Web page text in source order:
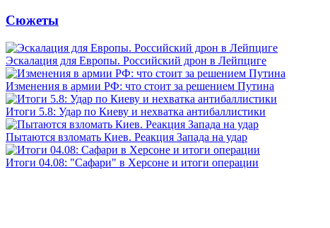
Сюжеты
Эскалация для Европы. Российский дрон в Лейпциге
Изменения в армии РФ: что стоит за решением Путина
Итоги 5.8: Удар по Киеву и нехватка антибаллистики
Пытаются взломать Киев. Реакция Запада на удар
Итоги 04.08: "Сафари" в Херсоне и итоги операции